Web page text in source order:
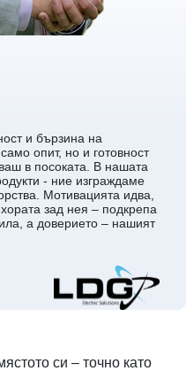
и бързина на
опит, но и готовност
в посоката. В нашата
- ние изграждаме
Мотивацията идва,
зад нея – подкрепа
а доверието – нашият
си – точно като